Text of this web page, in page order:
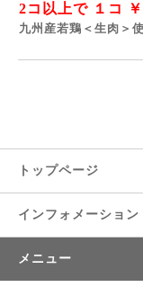
2コ以上で １コ
九州産若鶏＜生肉＞
トップページ
インフォメーション
メニュー